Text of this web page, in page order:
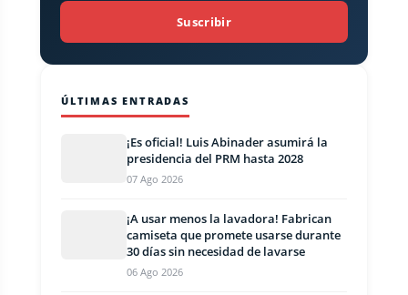
Suscribir
ÚLTIMAS ENTRADAS
¡Es oficial! Luis Abinader asumirá la
presidencia del PRM hasta 2028
07 Ago 2026
¡A usar menos la lavadora! Fabrican
camiseta que promete usarse durante
30 días sin necesidad de lavarse
06 Ago 2026